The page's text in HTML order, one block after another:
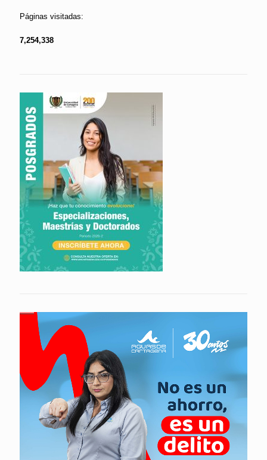
Páginas visitadas:
7,254,338